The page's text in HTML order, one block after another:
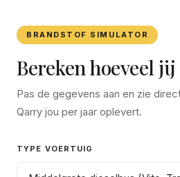
BRANDSTOF SIMULATOR
Bereken hoeveel
Pas de gegevens aan en zie
Qarry jou per jaar oplevert.
TYPE VOERTUIG